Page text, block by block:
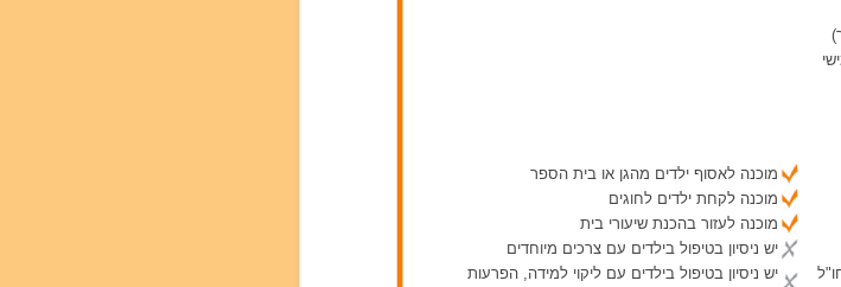
מוכנה לאסוף ילדים מהגן או בית הספר
מוכנה לקחת ילדים לחוגים
מוכנה לעזור בהכנת שיעורי בית
יש ניסיון בטיפול בילדים עם צרכים מיוחדים
יש ניסיון בטיפול בילדים עם ליקוי למידה, הפרעות